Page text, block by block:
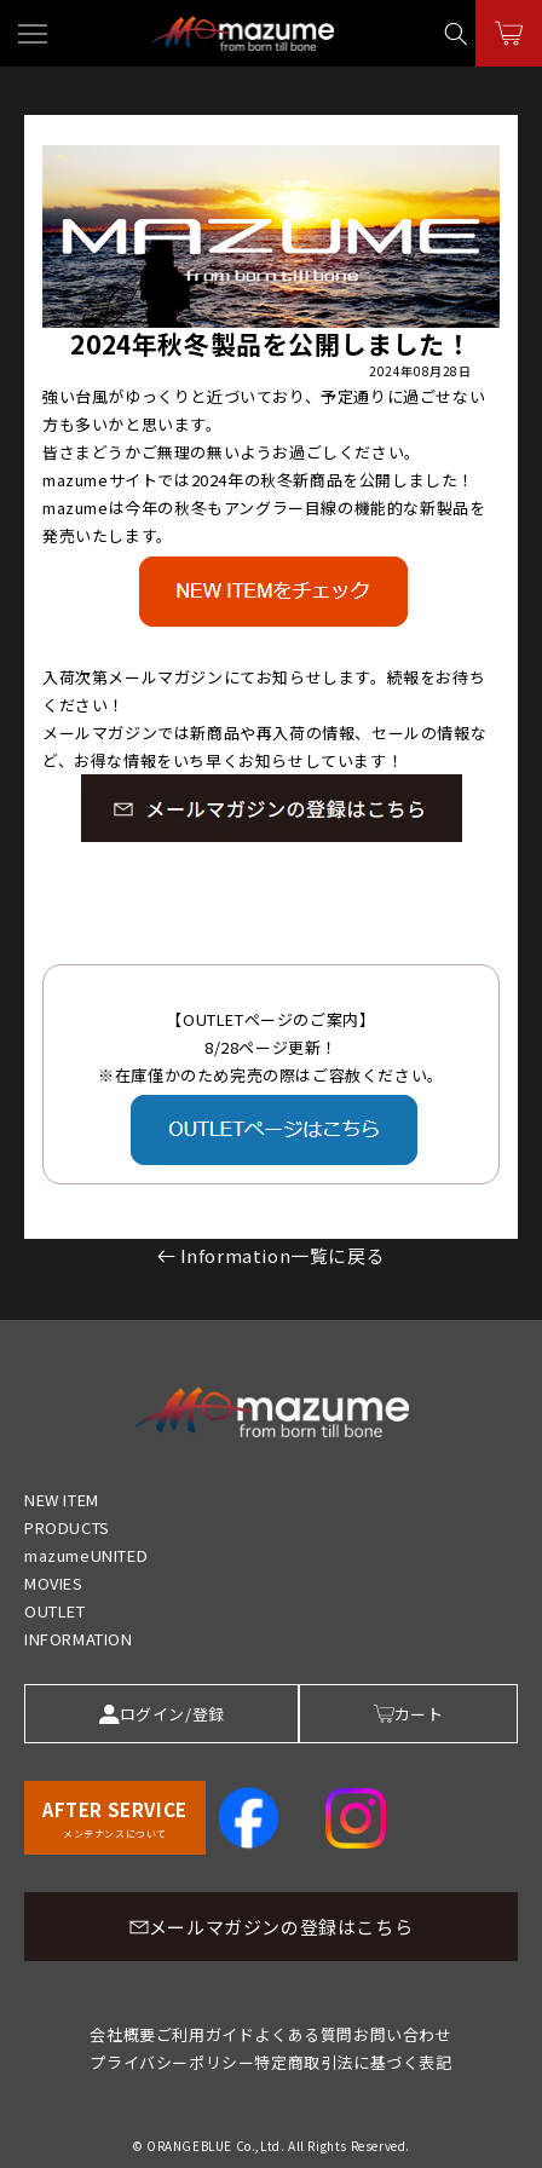
ンツに
進む
2024年秋冬製品を公開しました！
2024年08月28日
強い台風がゆっくりと近づいており、予定通りに過ごせない
方も多いかと思います。
皆さま どうかご無理の無いようお過ごしください。
mazumeサイトでは2024年の秋冬新商品を公開しました！
mazumeは今年の秋冬もアングラー目線の機能的な新製品を
発売いたします。
入荷次第メールマガジンにてお知らせします。続報をお待ち
ください！
メールマガジンでは新商品や再入荷の情報、セールの情報な
ど、お得な情報をいち早くお知らせしています！
【OUTLETページのご案内】
8/28ページ更新！
※在庫僅かのため完売の際はご容赦ください。
Information一覧に戻る
NEW ITEM
PRODUCTS
mazumeUNITED
MOVIES
OUTLET
INFORMATION
会社概要ご利用ガイド よくある質問お問い合わせ
プライバシーポリシー特定商取引法に基づく表記
ログイン/登録 カート
AFTER SERVICE
メンテナンスについて
メールマガジンの登録はこちら
© ORANGEBLUE Co.,Ltd. All Rights Reserved.